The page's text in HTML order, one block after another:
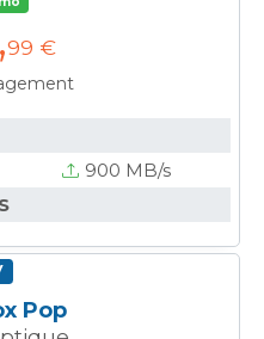
,99 €
900 MB/s
Pop